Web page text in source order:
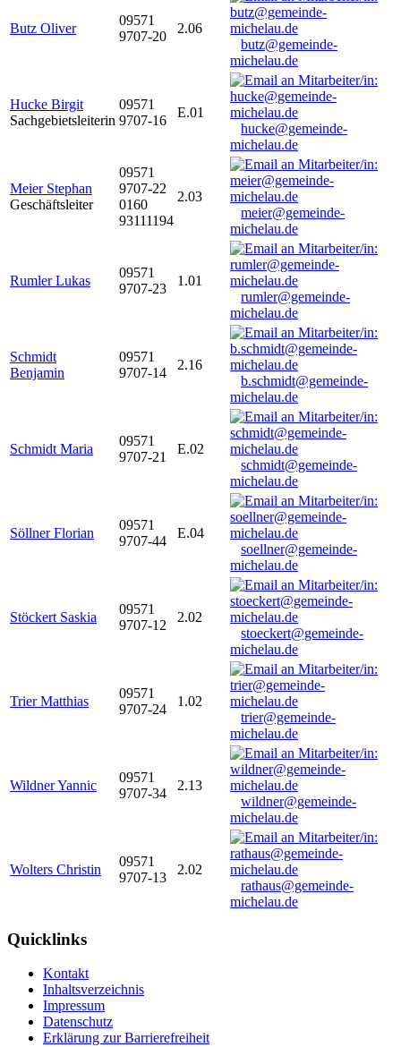
Butz Oliver
09571
9707-20
2.06
butz@gemeinde-
michelau.de
Hucke Birgit
Sachgebietsleiterin
09571
9707-16
E.01
hucke@gemeinde-
michelau.de
Meier Stephan
Geschäftsleiter
09571
9707-22
0160
93111194
2.03
meier@gemeinde-
michelau.de
Rumler Lukas
09571
9707-23
1.01
rumler@gemeinde-
michelau.de
Schmidt
Benjamin
09571
9707-14
2.16
b.schmidt@gemeinde-
michelau.de
Schmidt Maria
09571
9707-21
E.02
schmidt@gemeinde-
michelau.de
Söllner Florian
09571
9707-44
E.04
soellner@gemeinde-
michelau.de
Stöckert Saskia
09571
9707-12
2.02
stoeckert@gemeinde-
michelau.de
Trier Matthias
09571
9707-24
1.02
trier@gemeinde-
michelau.de
Wildner Yannic
09571
9707-34
2.13
wildner@gemeinde-
michelau.de
Wolters Christin
09571
9707-13
2.02
rathaus@gemeinde-
michelau.de
Quicklinks
Kontakt
Inhaltsverzeichnis
Impressum
Datenschutz
Erklärung zur Barrierefreiheit